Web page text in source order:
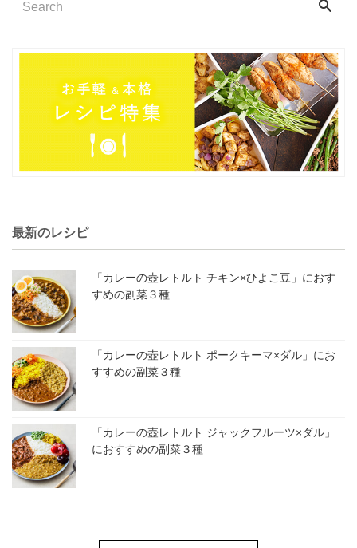
最新のレシピ
「カレーの壺レトルト チキン×ひよこ豆」におす
すめの副菜３種
「カレーの壺レトルト ポークキーマ×ダル」にお
すすめの副菜３種
「カレーの壺レトルト ジャックフルーツ×ダル」
におすすめの副菜３種